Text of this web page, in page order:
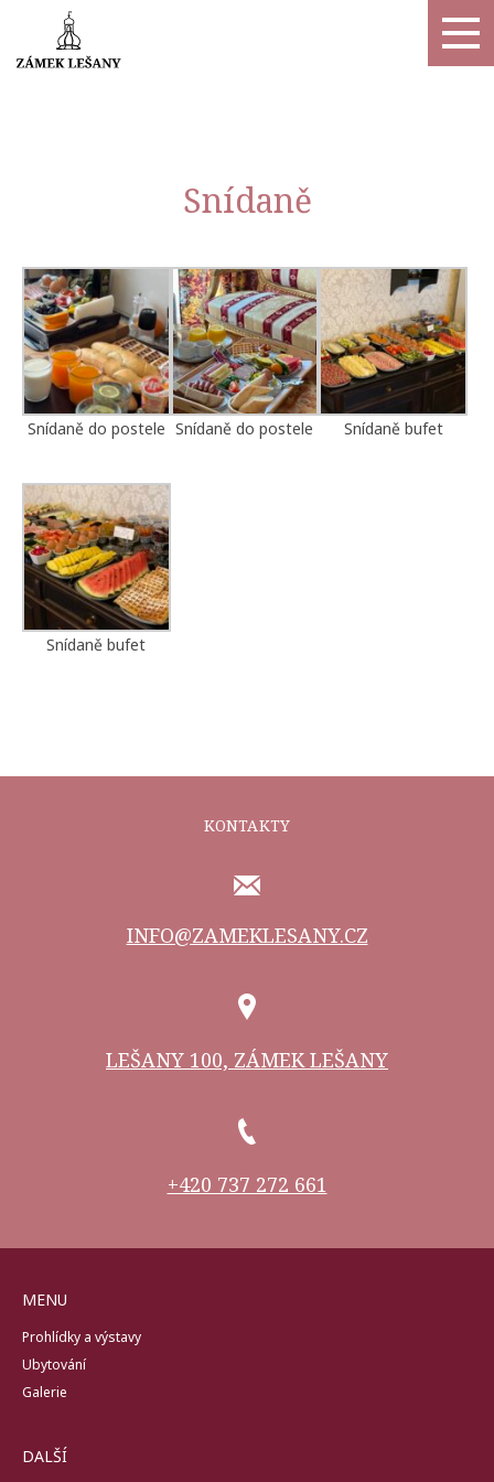
Snídaně
Snídaně do postele Snídaně do postele Snídaně bufet
Snídaně bufet
KONTAKTY
INFO@ZAMEKLESANY.CZ
LEŠANY 100, ZÁMEK LEŠANY
+420 737 272 661
MENU
Prohlídky a výstavy
Ubytování
Galerie
DALŠÍ